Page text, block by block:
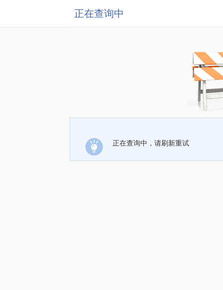
正在查询中
正在查询中，请刷新重试